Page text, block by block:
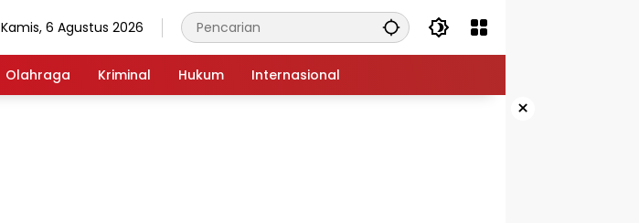
Kamis, 6 Agustus 2026
Olahraga Kriminal Hukum Internasional
×